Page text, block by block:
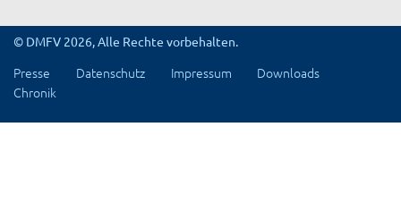
© DMFV 2026, Alle Rechte vorbehalten.
Presse Datenschutz Impressum
Downloads
Chronik